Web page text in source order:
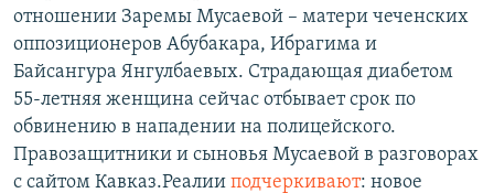
отношении Заремы Мусаевой – матери чеченских
оппозиционеров Абубакара, Ибрагима и
Байсангура Янгулбаевых. Страдающая диабетом
55-летняя женщина сейчас отбывает срок по
обвинению в нападении на полицейского.
Правозащитники и сыновья Мусаевой в разговорах
с сайтом Кавказ.Реалии подчеркивают: новое